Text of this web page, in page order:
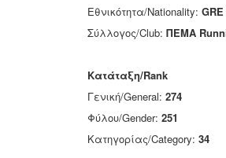
Εθνικότητα/Nationality:GRE
Σύλλογος/Club:ΠΕΜΑ
Κατάταξη/Rank
Γενική/General:274
Φύλου/Gender: 251
Κατηγορίας/Category:34